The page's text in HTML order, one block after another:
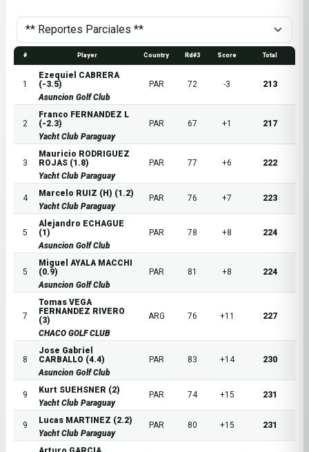
# Player Country Rd#3 Score Total
1
Ezequiel CABRERA
(-3.5)
Asuncion Golf Club
PAR 72 -3 213
2
Franco FERNANDEZ L
(-2.3)
Yacht Club Paraguay
PAR 67 +1 217
3
Mauricio RODRIGUEZ
ROJAS (1.8)
Yacht Club Paraguay
PAR 77 +6 222
4
Marcelo RUIZ (H) (1.2)
Yacht Club Paraguay
PAR 76 +7 223
5
Alejandro ECHAGUE
(1)
Asuncion Golf Club
PAR 78 +8 224
5
Miguel AYALA MACCHI
(0.9)
Asuncion Golf Club
PAR 81 +8 224
7
Tomas VEGA
FERNANDEZ RIVERO
(3)
CHACO GOLF CLUB
ARG 76 +11 227
8
Jose Gabriel
CARBALLO (4.4)
Asuncion Golf Club
PAR 83 +14 230
9
Kurt SUEHSNER (2)
Yacht Club Paraguay
PAR 74 +15 231
9
Lucas MARTINEZ (2.2)
Yacht Club Paraguay
PAR 80 +15 231